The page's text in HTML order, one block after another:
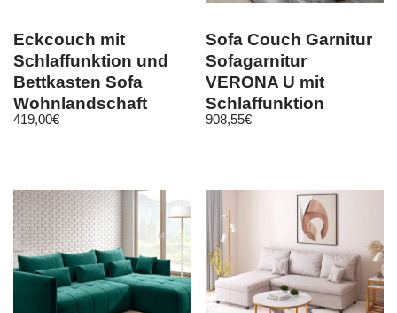
Eckcouch mit
Schlaffunktion und
Bettkasten Sofa
Wohnlandschaft
Couch Carl Braun
419,00€
Sofa Couch Garnitur
Sofagarnitur
VERONA U mit
Schlaffunktion
Wohnlandschaft NEU
908,55€